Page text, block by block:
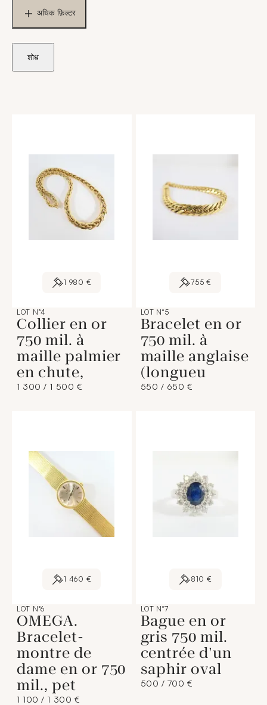
अधिक फ़िल्टर
शोध
1 980 €
LOT N°4
Collier en or
750 mil. à
maille palmier
en chute,
1 300 / 1 500 €
755 €
LOT N°5
Bracelet en or
750 mil. à
maille anglaise
(longueu
550 / 650 €
1 460 €
LOT N°6
OMEGA.
Bracelet-
montre de
dame en or 750
mil., pet
1 100 / 1 300 €
810 €
LOT N°7
Bague en or
gris 750 mil.
centrée d'un
saphir oval
500 / 700 €